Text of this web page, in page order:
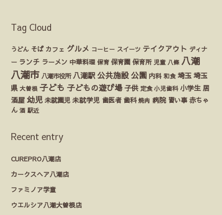
Tag Cloud
うどん そば カフェ グルメ コーヒー スイーツ テイクアウト ディナ
ー ランチ ラーメン 中華料理 保育 保育園 保育所 児童 八條 八潮
八潮市 八潮市役所 八潮駅 公共施設 公園 内科 和食 埼玉 埼玉
県 大曽根 子ども 子どもの遊び場 子供 定食 小児歯科 小学生 居
酒屋 幼児 未就園児 未就学児 歯医者 歯科 焼肉 病院 習い事 赤ちゃ
ん 酒 駅近
Recent entry
CUREPRO八潮店
カークスヘア八潮店
ファミノア学童
ウエルシア八潮大曽根店